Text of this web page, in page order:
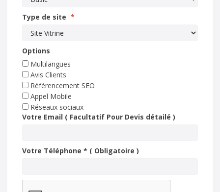
Type de site *
Options
Multilangues
Avis Clients
Référencement SEO
Appel Mobile
Réseaux sociaux
Votre Email ( Facultatif Pour Devis détailé )
Votre Téléphone * ( Obligatoire )